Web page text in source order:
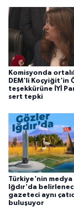
Komisyonda
DEM'li Koçyiğit'in
teşekkürüne İYİ
sert tepki
Türkiye'nin
Iğdır'da
gazeteci aynı
buluşuyor